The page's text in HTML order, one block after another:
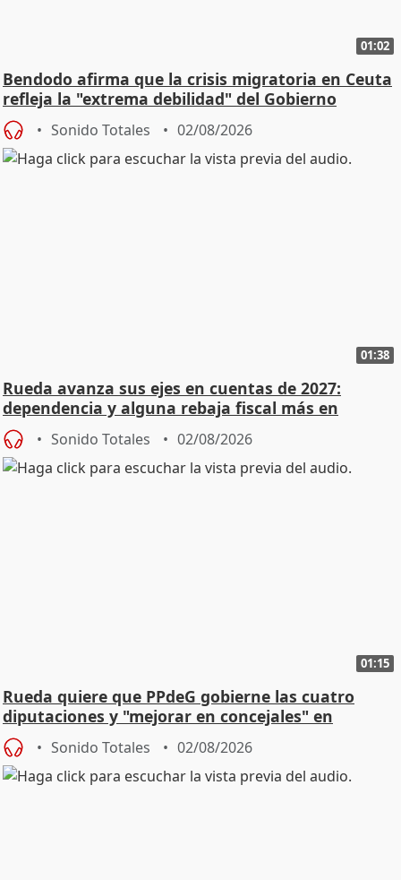
01:02
Bendodo afirma que la crisis migratoria en Ceuta
refleja la "extrema debilidad" del Gobierno
Sonido Totales 02/08/2026
01:38
Rueda avanza sus ejes en cuentas de 2027:
dependencia y alguna rebaja fiscal más en
vivienda
Sonido Totales 02/08/2026
01:15
Rueda quiere que PPdeG gobierne las cuatro
diputaciones y "mejorar en concejales" en
ciudades
Sonido Totales 02/08/2026